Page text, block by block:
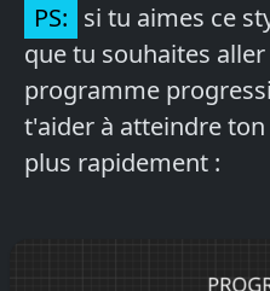
PS: si tu aimes ce
que tu souhaites
programme
t'aider à atteindre
plus rapidement :